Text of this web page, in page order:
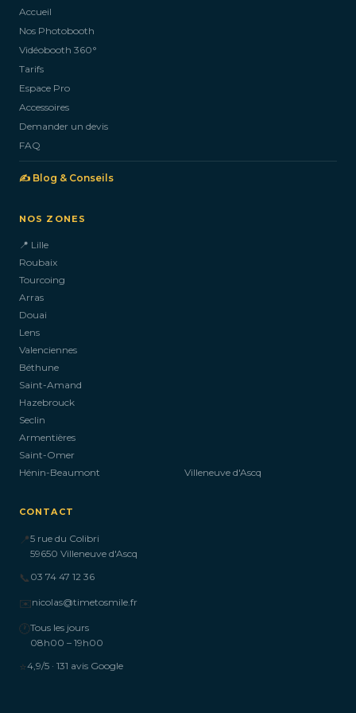
Accueil
Nos Photobooth
Vidéobooth 360°
Tarifs
Espace Pro
Accessoires
Demander un devis
FAQ
✍️ Blog & Conseils
NOS ZONES
📍 Lille
Roubaix
Tourcoing
Arras
Douai
Lens
Valenciennes
Béthune
Saint-Amand
Hazebrouck
Seclin
Armentières
Saint-Omer
Hénin-Beaumont
Villeneuve d'Ascq
CONTACT
📍5 rue du Colibri
59650 Villeneuve d'Ascq
📞 03 74 47 12 36
✉️nicolas@timetosmile.fr
🕐Tous les jours
08h00 – 19h00
⭐4,9/5 · 131 avis Google